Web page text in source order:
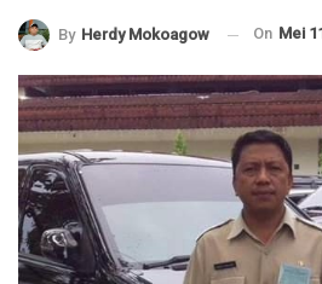
By Herdy Mokoagow On Mei